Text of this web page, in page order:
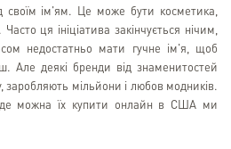
своїм ім'ям. Це може бути косметика,
ця ініціатива закінчується нічим,
недостатньо мати гучне ім'я, щоб
Але деякі бренди від знаменитостей
мільйони і любов модників.
де можна їх купити онлайн в США ми